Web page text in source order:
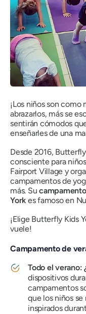
¡Los niños son como
abrazarlos, más se
sentirán cómodos
enseñarles de una
Desde 2016,
consciente para
Fairport Village y
campamentos de
más. Su
York es famoso en
¡Elige Butterfly Kids
vuele!
Campamento de
Todo el verano:
dispositivos
campamentos
que los niños
inspirados